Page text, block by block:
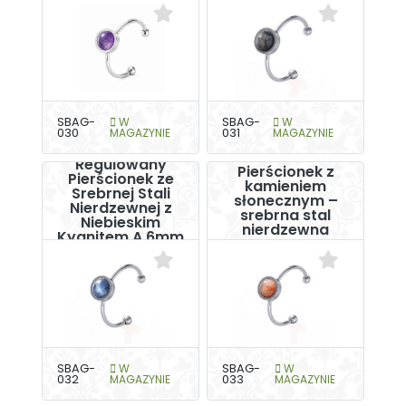
SBAG-
030
W
MAGAZYNIE
SBAG-
031
W
MAGAZYNIE
Regulowany
Pierścionek ze
Srebrnej Stali
Nierdzewnej z
Niebieskim
Kyanitem A 6mm
SBAG-
032
W
MAGAZYNIE
Pierścionek z
kamieniem
słonecznym –
srebrna stal
nierdzewna
SBAG-
033
W
MAGAZYNIE